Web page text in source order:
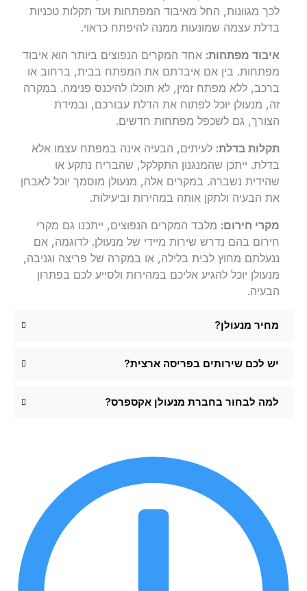
לכך מגוונות, החל מאיבוד המפתחות ועד תקלות טכניות
בדלת עצמה שמונעות ממנה להיפתח כראוי.
איבוד מפתחות:אחד המקרים הנפוצים ביותר הוא איבוד
מפתחות. בין אם איבדתם את המפתח בבית, ברחוב או
ברכב, ללא מפתח זמין, לא תוכלו להיכנס פנימה. במקרה
זה, מנעולן יוכל לפתוח את הדלת עבורכם, ובמידת
הצורך, גם לשכפל מפתחות חדשים.
תקלות בדלת:לעיתים, הבעיה אינה במפתח עצמו אלא
בדלת. ייתכן שהמנגנון התקלקל, שהבריח נתקע או
שהידית נשברה. במקרים אלה, מנעולן מוסמך יוכל לאבחן
את הבעיה ולתקן אותה במהירות וביעילות.
מקרי חירום:מלבד המקרים הנפוצים, ייתכנו גם מקרי
חירום בהם נדרש שירות מיידי של מנעולן. לדוגמה, אם
ננעלתם מחוץ לבית בלילה, או במקרה של פריצה וגניבה,
מנעולן יוכל להגיע אליכם במהירות ולסייע לכם בפתרון
הבעיה.
מחיר מנעולן?
יש לכם שירותים בפריסה ארצית?
למה לבחור בחברת מנעולן אקספרס?